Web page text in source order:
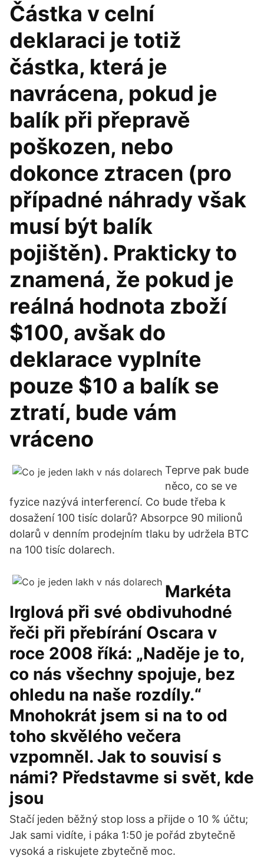
Částka v celní
deklaraci je totiž
částka, která je
navrácena, pokud je
balík při přepravě
poškozen, nebo
dokonce ztracen (pro
případné náhrady však
musí být balík
pojištěn). Prakticky to
znamená, že pokud je
reálná hodnota zboží
$100, avšak do
deklarace vyplníte
pouze $10 a balík se
ztratí, bude vám
vráceno
Teprve pak bude
něco, co se ve
fyzice nazývá interferencí. Co bude třeba k
dosažení 100 tisíc dolarů? Absorpce 90 milionů
dolarů v denním prodejním tlaku by udržela BTC
na 100 tisíc dolarech.
Markéta
Irglová při své obdivuhodné
řeči při přebírání Oscara v
roce 2008 říká: „Naděje je to,
co nás všechny spojuje, bez
ohledu na naše rozdíly.“
Mnohokrát jsem si na to od
toho skvělého večera
vzpomněl. Jak to souvisí s
námi? Představme si svět, kde
jsou
Stačí jeden běžný stop loss a přijde o 10 % účtu;
Jak sami vidíte, i páka 1:50 je pořád zbytečně
vysoká a riskujete zbytečně moc.